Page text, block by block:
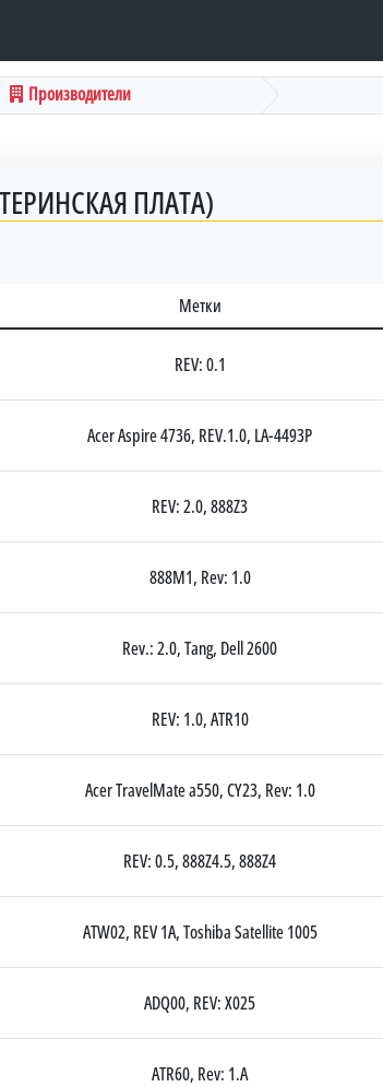
Производители
ПЛАТА)
Метки
REV: 0.1
Acer Aspire 4736, REV.1.0, LA-4493P
REV: 2.0, 888Z3
888M1, Rev: 1.0
Rev.: 2.0, Tang, Dell 2600
REV: 1.0, ATR10
Acer TravelMate a550, CY23, Rev: 1.0
REV: 0.5, 888Z4.5, 888Z4
ATW02, REV 1A, Toshiba Satellite 1005
ADQ00, REV: X025
ATR60, Rev: 1.A